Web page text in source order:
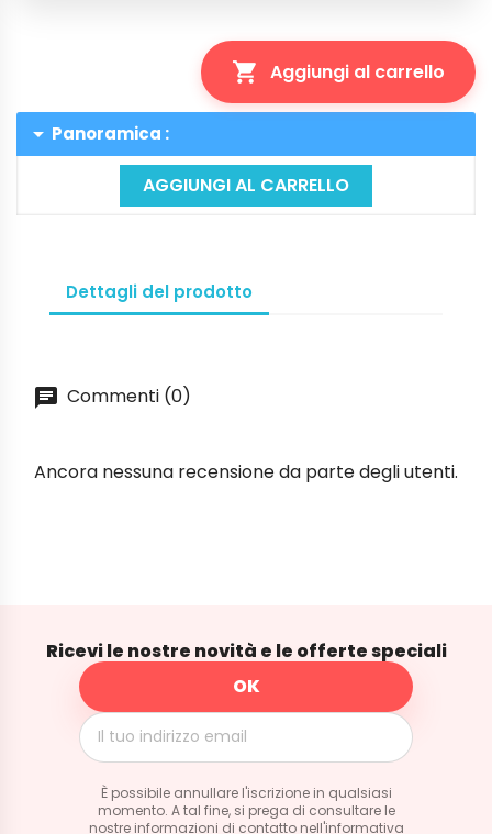
 Aggiungi al carrello
arrow_drop_down Panoramica :
AGGIUNGI AL CARRELLO
Dettagli del prodotto
Commenti (0)
Ancora nessuna recensione da parte degli utenti.
Ricevi le nostre novità e le offerte speciali
È possibile annullare l'iscrizione in qualsiasi
momento. A tal fine, si prega di consultare le
nostre informazioni di contatto nell'informativa